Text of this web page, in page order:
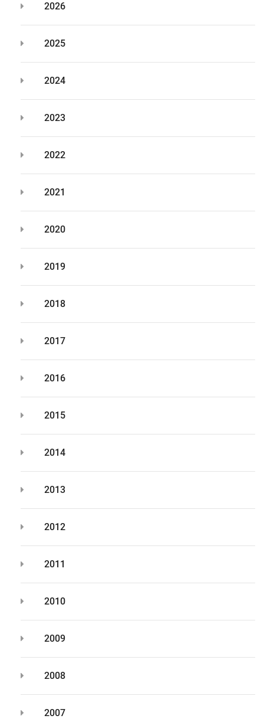
2026
2025
2024
2023
2022
2021
2020
2019
2018
2017
2016
2015
2014
2013
2012
2011
2010
2009
2008
2007